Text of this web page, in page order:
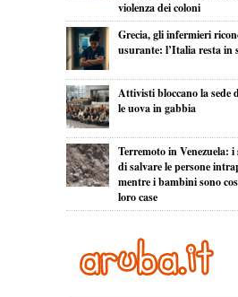
violenza dei coloni
Grecia, gli infermieri
usurante: l’Italia resta in
Attivisti bloccano la sede
le uova in gabbia
Terremoto in Venezuela:
di salvare le persone
mentre i bambini sono
loro case